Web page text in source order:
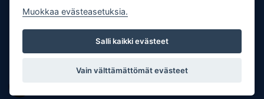
Mediakortti
Tilaa lehti
Osoitteenmuutos
Muokkaa evästeasetuksia.
Salli kaikki evästeet
Vain välttämättömät evästeet